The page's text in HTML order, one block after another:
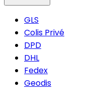
GLS
Colis Privé
DPD
DHL
Fedex
Geodis